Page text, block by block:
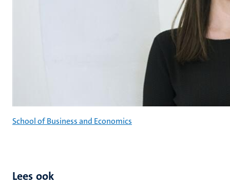
School of Business and Economics
Lees ook